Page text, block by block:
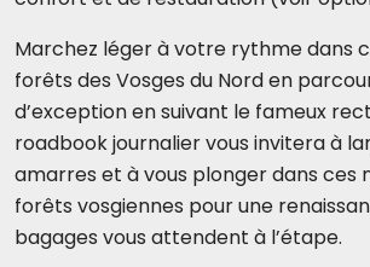
Marchez léger à votre rythme dans
forêts des Vosges du Nord en
d’exception en suivant le fameux
roadbook journalier vous invitera à
amarres et à vous plonger dans ces
forêts vosgiennes pour une
bagages vous attendent à l’étape.